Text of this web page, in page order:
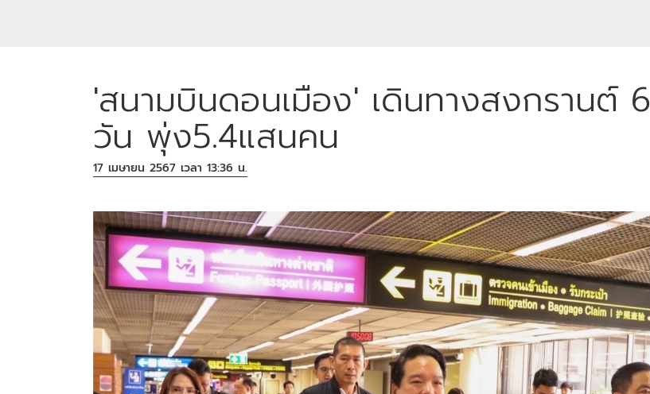
'สนามบินดอนเมือง' เดินทางสงกรานต์ 6
วัน พุ่ง5.4แสนคน
17 เมษายน 2567 เวลา 13:36 น.